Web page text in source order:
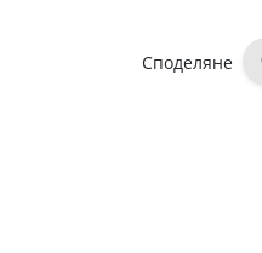
Споделяне